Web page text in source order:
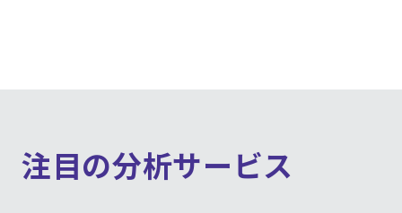
注目の分析サービス